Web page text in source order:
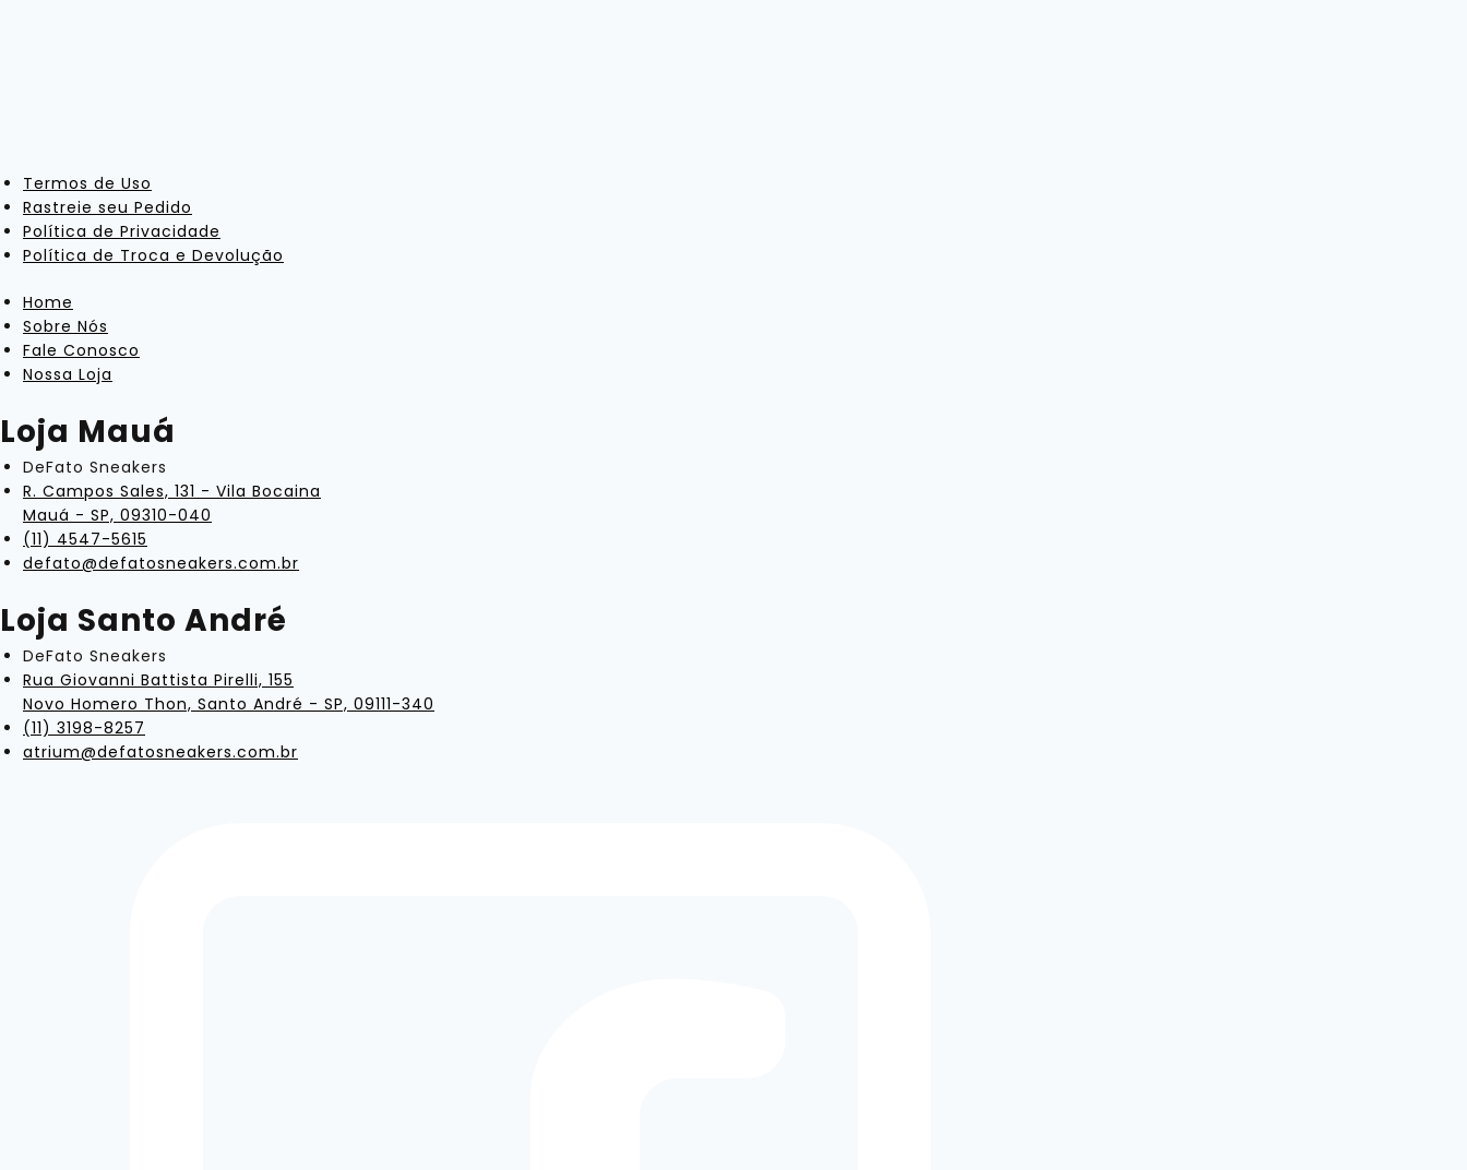
Termos de Uso
Rastreie seu Pedido
Política de Privacidade
Política de Troca e Devolução
Home
Sobre Nós
Fale Conosco
Nossa Loja
Loja Mauá
DeFato Sneakers
R. Campos Sales, 131 - Vila Bocaina
Mauá - SP, 09310-040
(11) 4547-5615
defato@defatosneakers.com.br
Loja Santo André
DeFato Sneakers
Rua Giovanni Battista Pirelli, 155
Novo Homero Thon, Santo André - SP, 09111-340
(11) 3198-8257
atrium@defatosneakers.com.br